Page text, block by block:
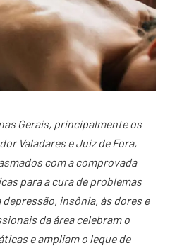
Gerais, principalmente os
Valadares e Juiz de Fora,
com a comprovada
para a cura de problemas
insônia, às dores e
da área celebram o
e ampliam o leque de